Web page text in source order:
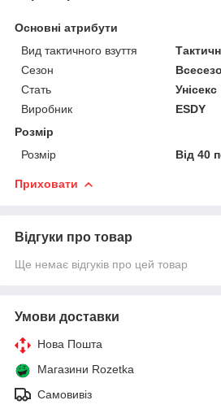
Основні атрибути
Вид тактичного взуття
Сезон
Стать
Унісекс
Виробник
ESDY
Розмір
Розмір
Від 40
Приховати
Відгуки про товар
Ще немає відгуків про цей товар
Умови доставки
Нова Пошта
Магазини Rozetka
Самовивіз